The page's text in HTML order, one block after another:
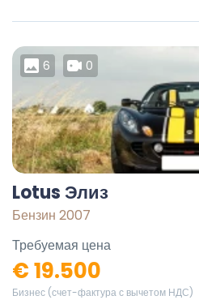
6 0
Lotus Элиз
Бензин 2007
Требуемая цена
€ 19.500
Бизнес (счет-фактура с вычетом НДС)